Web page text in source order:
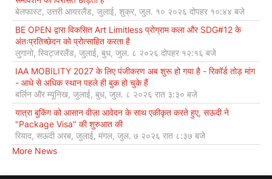
बेलफास्ट, उत्तरी आयरलैंड, जुलाई, शुक्र, जुल. १० २०२६ दोपहर १०:४४ बजे
BE OPEN द्वारा विकसित Art Limitless प्रोग्राम कला और SDG#12 के
अंतःप्रतिच्छेदन को प्रोत्साहित करता है
लुगानो, स्विट्जरलैंड, जुलाई, बुध, जुल. ८ २०२६ दोपहर १२:१६ बजे
IAA MOBILITY 2027 के लिए पंजीकरण अब शुरू हो गया है - रिकॉर्ड तोड़ मांग
- आधे से अधिक स्थान पहले ही बुक हो चुके हैं
बर्लिन और म्यूनिख, जुलाई, बुध, जुल. ८ २०२६ रात ३:३० बजे
यात्रा बुकिंग को आसान वीज़ा आवेदन के साथ एकीकृत करते हुए, सऊदी ने
"Package Visa" की शुरुआत की
रियाद, सऊदी अरब, जुलाई, मंगल, जुल. ७ २०२६ रात ८:३७ बजे
More News